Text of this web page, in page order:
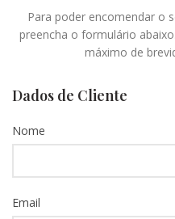
Para poder encomendar o
preencha o formulário
máximo de
Dados de Cliente
Nome
Email